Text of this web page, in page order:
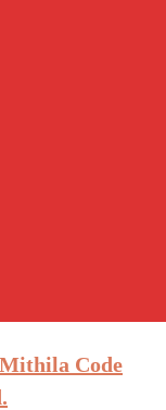
Mithila Code